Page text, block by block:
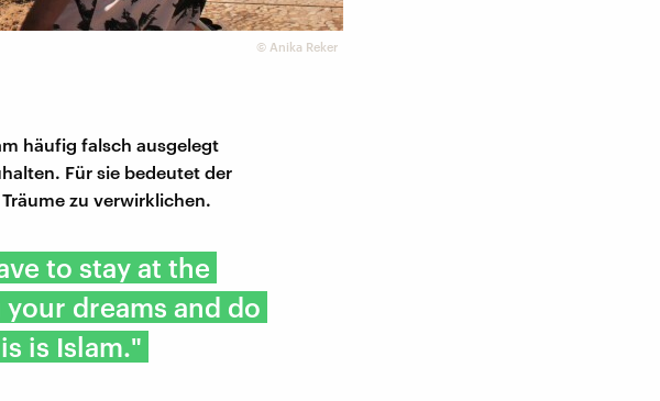
© Anika Reker
häufig falsch ausgelegt
Für sie bedeutet der
zu verwirklichen.
to stay at the
dreams and do
is Islam."